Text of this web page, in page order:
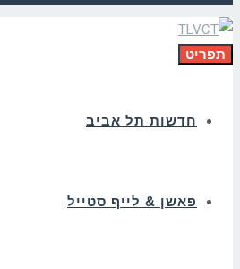
תפריט
חדשות תל אביב
פאשן & לייף סטייל